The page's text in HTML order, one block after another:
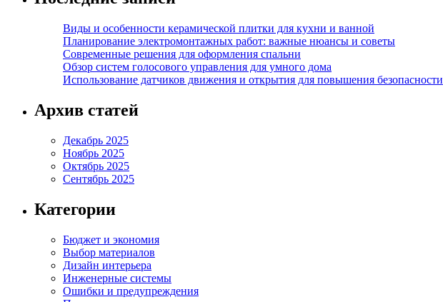
Виды и особенности керамической плитки для кухни и ванной
Планирование электромонтажных работ: важные нюансы и советы
Современные решения для оформления спальни
Обзор систем голосового управления для умного дома
Использование датчиков движения и открытия для повышения безопасности
Архив статей
Декабрь 2025
Ноябрь 2025
Октябрь 2025
Сентябрь 2025
Категории
Бюджет и экономия
Выбор материалов
Дизайн интерьера
Инженерные системы
Ошибки и предупреждения